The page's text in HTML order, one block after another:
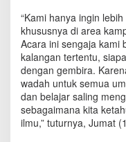
a
m
B
u
k
a
B
e
r
s
“Kami hanya ingin
khususnya di area
Acara ini sengaja kami
kalangan tertentu,
dengan gembira.
wadah untuk semua
dan belajar saling
sebagaimana kita
ilmu,” tuturnya, Jumat